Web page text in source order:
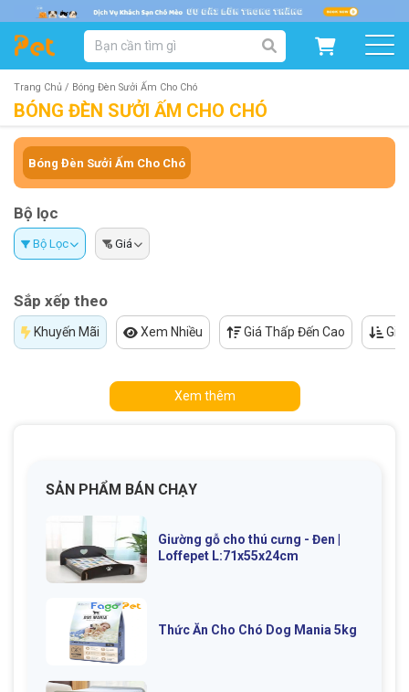
DANH MỤC SẢN PHẨM
SẢN PHẨM DÀNH CHO MÈO
SẨN PHẨM THEO THƯƠNG HIỆU
DỊCH VỤ
Khách sạn chó mèo
Dịch vụ cắt tỉa lông chó
Trang Chủ / Bóng Đèn Sưởi Ấm Cho Chó
BÓNG ĐÈN SƯỞI ẤM CHO CHÓ
Bóng Đèn Sưởi Ấm Cho Chó
Bộ lọc
Bộ Lọc Giá
Sắp xếp theo
Khuyến Mãi Xem Nhiều Giá Thấp Đến Cao Giá
Xem thêm
SẢN PHẨM BÁN CHẠY
Giường gỗ cho thú cưng - Đen |
Loffepet L:71x55x24cm
Thức Ăn Cho Chó Dog Mania 5kg